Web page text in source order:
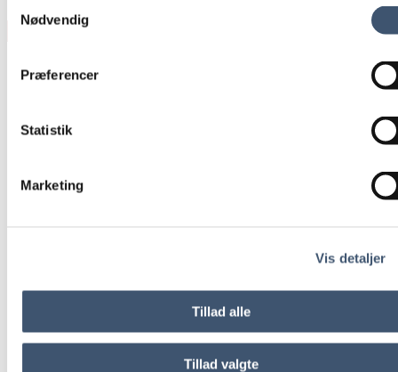
Nødvendig
Præferencer
Statistik
Marketing
Vis detaljer
Tillad alle
Tillad valgte